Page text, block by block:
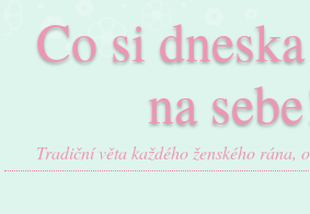
Co si
na
Tradiční věta každého ženského rána,